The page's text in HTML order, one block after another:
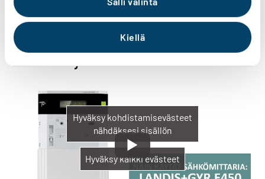
Kiellä
Landis + Gyr E450
Hyväksy kohdistamisevästeet
nähdäksesi sisällön
Hyväksy kaikki evästeet